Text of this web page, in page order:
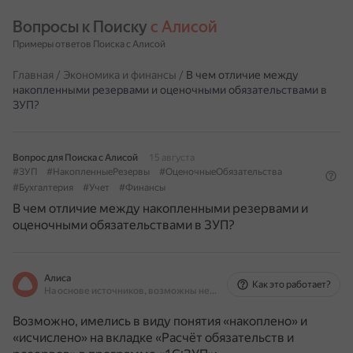
Вопросы к Поиску с Алисой
Примеры ответов Поиска с Алисой
Главная / Экономика и финансы / В чем отличие между
накопленными резервами и оценочными обязательствами в
ЗУП?
Вопрос для Поиска с Алисой
15 августа
#ЗУП
#НакопленныеРезервы
#ОценочныеОбязательства
#Бухгалтерия
#Учет #Финансы
В чем отличие между накопленными резервами и
оценочными обязательствами в ЗУП?
Алиса
На основе источников, возможны неточности
Как это работает?
Возможно, имелись в виду понятия «накоплено» и
«исчислено» на вкладке «Расчёт обязательств и